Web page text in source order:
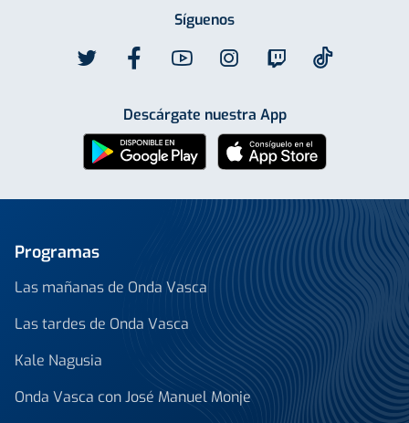
Síguenos
Descárgate nuestra App
Programas
Las mañanas de Onda Vasca
Las tardes de Onda Vasca
Kale Nagusia
Onda Vasca con José Manuel Monje